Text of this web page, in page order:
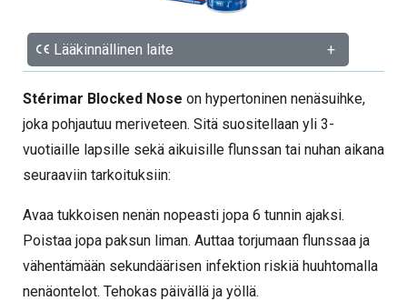
Lääkinnällinen laite +
Stérimar Blocked Nose on hypertoninen nenäsuihke,
joka pohjautuu meriveteen. Sitä suositellaan yli 3-
vuotiaille lapsille sekä aikuisille flunssan tai nuhan aikana
seuraaviin tarkoituksiin:
Avaa tukkoisen nenän nopeasti jopa 6 tunnin ajaksi.
Poistaa jopa paksun liman. Auttaa torjumaan flunssaa ja
vähentämään sekundäärisen infektion riskiä huuhtomalla
nenäontelot. Tehokas päivällä ja yöllä.